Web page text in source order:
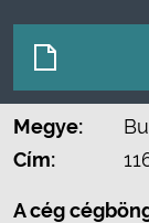
Megye:
Cím:
A cég